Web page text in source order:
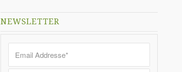
NEWSLETTER